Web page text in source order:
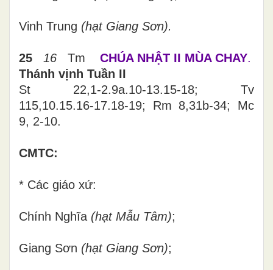
Vinh Trung (hạt Giang Sơn).
25 16 Tm CHÚA NHẬT II MÙA CHAY.
Thánh vịnh Tuần II
St 22,1-2.9a.10-13.15-18; Tv
115,10.15.16-17.18-19; Rm 8,31b-34; Mc
9, 2-10.
CMTC:
* Các giáo xứ:
Chính Nghĩa (hạt Mẫu Tâm);
Giang Sơn (hạt Giang Sơn);